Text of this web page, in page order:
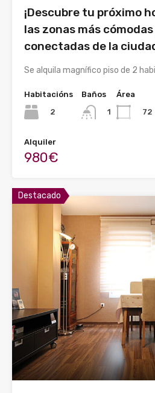
¡Descubre tu próximo
las zonas más
conectadas de la
Se alquila magnífico piso de 2
Habitacións
2
Baños
1
Área
72
Alquiler
980€
Destacado